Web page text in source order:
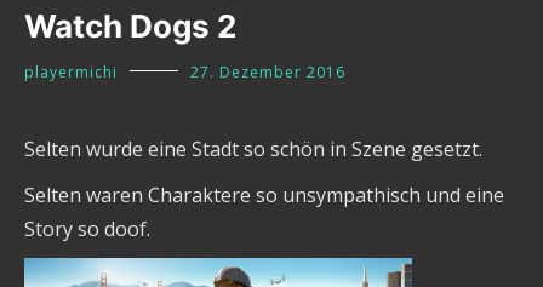
Watch Dogs 2
playermichi 27. Dezember 2016
Selten wurde eine Stadt so schön in Szene gesetzt.
Selten waren Charaktere so unsympathisch und eine
Story so doof.